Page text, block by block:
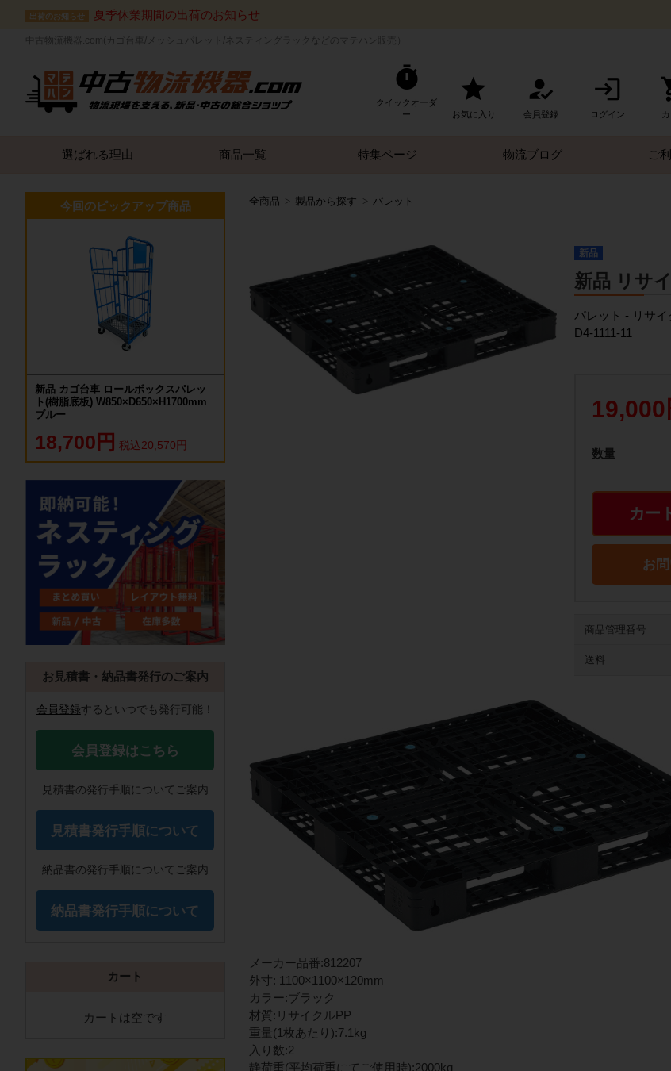
出荷のお知らせ 夏季休業期間の出荷のお知らせ
中古物流機器.com(カゴ台車/メッシュパレット/ネスティングラックなどのマテハン販売）
クイックオーダ
ー
お気に入り 会員登録 ログイン
選ばれる理由 商品一覧 特集ページ 物流ブログ ご
全商品 製品から探す パレット
新品
新品 リサ
パレット - リサ
D4-1111-11
19,000
数量
カー
お
商品管理番号
送料
メーカー品番:812207
外寸: 1100×1100×120mm
カラー:ブラック
材質:リサイクルPP
重量(1枚あたり):7.1kg
入り数:2
静荷重(平均荷重にてご使用時):2000kg
今回のピックアップ商品
新品 カゴ台車 ロールボックスパレッ
ト(樹脂底板) W850×D650×H1700mm
ブルー
18,700円 税込20,570円
お見積書・納品書発行のご案内
会員登録するといつでも発行可能！
会員登録はこちら
見積書の発行手順についてご案内
見積書発行手順について
納品書の発行手順についてご案内
納品書発行手順について
カート
カートは空です